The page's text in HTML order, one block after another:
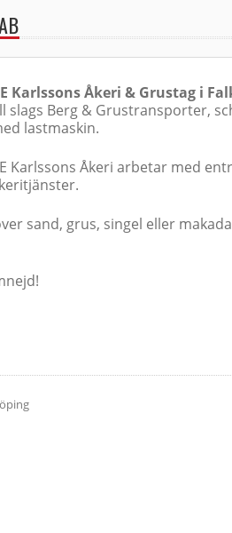
Karlssons Åkeri & Grustag i
slags Berg & Grustransporter,
lastmaskin.
Karlssons Åkeri arbetar med
sand, grus, singel eller